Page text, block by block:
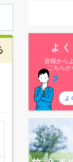
よ
皆様から
こちらか
よ